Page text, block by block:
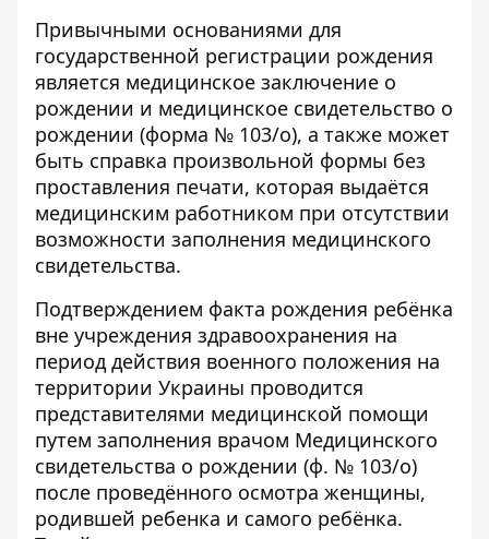
Привычными основаниями для
государственной регистрации рождения
является медицинское заключение о
рождении и медицинское свидетельство о
рождении (форма № 103/о), а также может
быть справка произвольной формы без
проставления печати, которая выдаётся
медицинским работником при отсутствии
возможности заполнения медицинского
свидетельства.
Подтверждением факта рождения ребёнка
вне учреждения здравоохранения на
период действия военного положения на
территории Украины проводится
представителями медицинской помощи
путем заполнения врачом Медицинского
свидетельства о рождении (ф. № 103/о)
после проведённого осмотра женщины,
родившей ребенка и самого ребёнка.